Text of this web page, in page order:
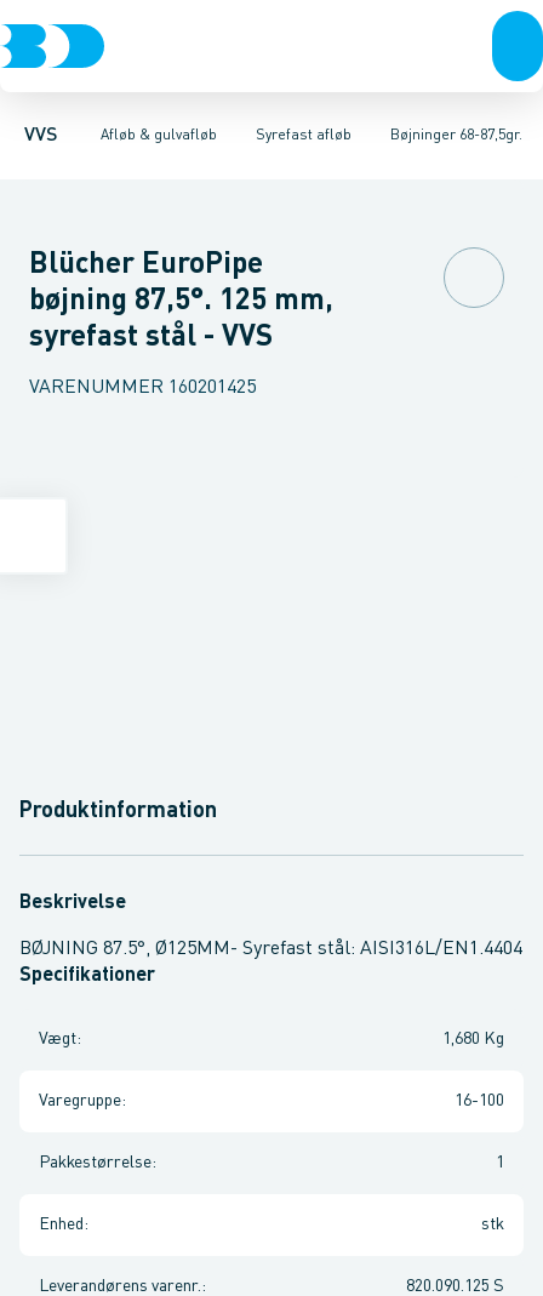
VVS Afløb & gulvafløb
Rør & fittings Pressfittings & rørKuglehaner & ventilerAfløb
Syrefast afløb
Gulvafløb rustfriGulvafløb plastBaderumsrenderVandlåse &
Bøjninger 68-87,5gr.
RørBøjninger 68-87,5gr. Bøjninger 45gr. Bøjninger 30gr.
Blücher EuroPipe
bøjning 87,5°. 125 mm,
syrefast stål - VVS
VARENUMMER 160201425
Produktinformation
Beskrivelse
BØJNING 87.5°, Ø125MM- Syrefast stål: AISI316L/EN1.4404
Specifikationer
Vægt: 1,680 Kg
Varegruppe: 16-100
Pakkestørrelse: 1
Enhed : stk
Leverandørens varenr. : 820.090.125 S